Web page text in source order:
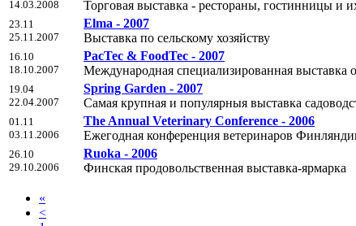
14.03.2008
Торговая выставка - рестораны, гостинницы и
23.11
25.11.2007
Elma - 2007
Выставка по сельскому хозяйству
16.10
18.10.2007
PacTec & FoodTec - 2007
Mеждународная специализированная
19.04
22.04.2007
Spring Garden - 2007
Самая крупная и популярныя выставка
01.11
03.11.2006
The Annual Veterinary Conference - 2006
Ежегодная конференция ветеринаров
26.10
29.10.2006
Ruoka - 2006
Финская продовольственная выставка-ярмарка
«
<